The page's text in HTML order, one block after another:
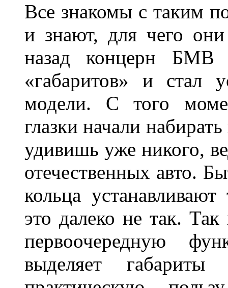
Все знакомы с таким
и знают, для чего
назад концерн БМВ
«габаритов» и стал
модели. С того
глазки начали
удивишь уже никого,
отечественных авто.
кольца
это далеко не так. Так
первоочередную
выделяет